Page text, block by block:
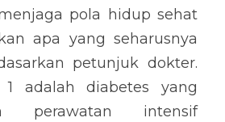
pola hidup sehat
apa yang seharusnya
petunjuk dokter.
adalah diabetes yang
perawatan intensif